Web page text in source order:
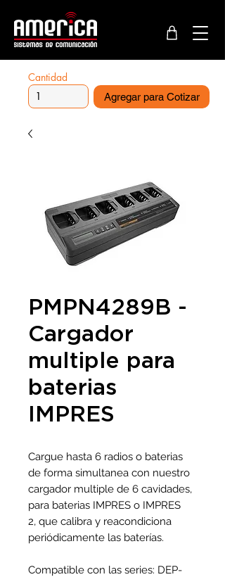
Cantidad
Agregar para Cotizar
PMPN4289B -
Cargador
multiple para
baterias
IMPRES
Cargue hasta 6 radios o baterias
de forma simultanea con nuestro
cargador multiple de 6 cavidades,
para baterias IMPRES o IMPRES
2, que calibra y reacondiciona
periódicamente las baterías.
Compatible con las series: DEP-